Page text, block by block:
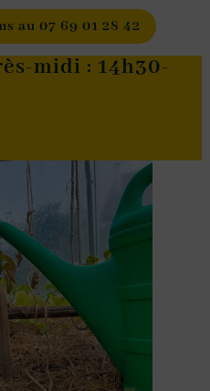
au 07 69 01 28 42
midi : 14h30-